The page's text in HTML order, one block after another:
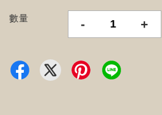
數量 - +